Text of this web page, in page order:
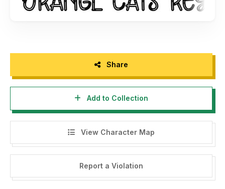
https://www.creativefabrica.com/designer/zainstudio-
INDONESIA: Dengan meng-install font ini, anda dianggap
penggunaan font dibawah ini:
- Font demo ini hanya dapat digunakan untuk keperluan
"Personal Use"/kebutuhan pribadi, atau untuk keperluan
yang sifatnya tidak "komersil", alias tidak menghasilkan
memanfaatkan/menggunakan font kami. Baik itu untuk
Share
Add to Collection
View Character Map
Report a Violation